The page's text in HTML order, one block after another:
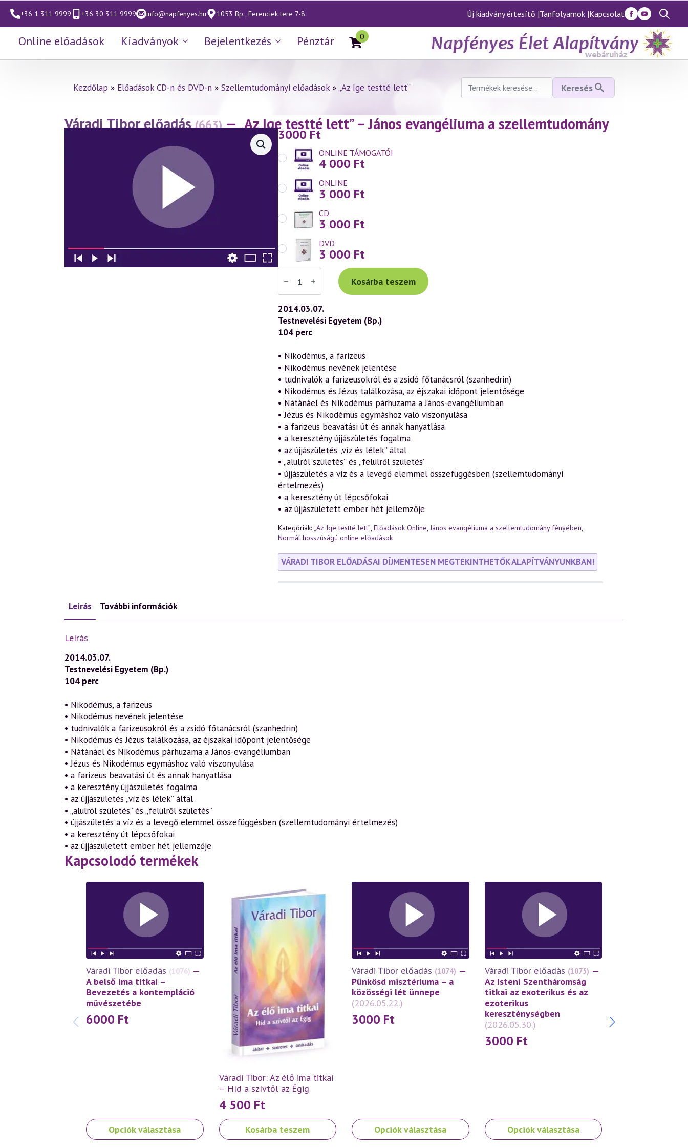
+36 1 311 9999 +36 30 311 9999 info@napfenyes.hu 1053 Bp., Ferenciek tere 7-8. Új kiadvány értesítő |Tanfolyamok |Kapcsolat
Search
for:
Online előadások Kiadványok Bejelentkezés Pénztár 0
Kezdőlap » Előadások CD-n és DVD-n » Szellemtudományi előadások»„Az Ige testté lett”
Keresés
következőre:
Keresés
Váradi Tibor előadás (663) — „Az Ige testté lett” – János evangéliuma a szellemtudomány
fényében 18. rész(2014.03.07.) 3000Ft
ONLINE TÁMOGATÓI
4 000 Ft
ONLINE
3 000 Ft
CD
3 000 Ft
DVD
3 000 Ft
Váradi
Tibor
előadás
(663)
—
„Az
Ige
testté
lett”
János
evangéliuma
a
szellemtudomány
fényében
18.
rész
(2014.03.07.)
mennyiség
Kosárba teszem
2014.03.07.
Testnevelési Egyetem (Bp.)
104 perc
• Nikodémus, a farizeus
• Nikodémus nevének jelentése
• tudnivalók a farizeusokról és a zsidó főtanácsról (szanhedrin)
• Nikodémus és Jézus találkozása, az éjszakai időpont jelentősége
• Nátánáel és Nikodémus párhuzama a János-evangéliumban
• Jézus és Nikodémus egymáshoz való viszonyulása
• a farizeus beavatási út és annak hanyatlása
• a keresztény újjászületés fogalma
• az újjászületés „víz és lélek” által
• „alulról születés” és „felülről születés”
• újjászületés a víz és a levegő elemmel összefüggésben (szellemtudományi
értelmezés)
• a keresztény út lépcsőfokai
• az újjászületett ember hét jellemzője
Kategóriák: „Az Ige testté lett”, Előadások Online, János evangéliuma a szellemtudomány fényében,
Normál hosszúságú online előadások
VÁRADI TIBOR ELŐADÁSAI DÍJMENTESEN MEGTEKINTHETŐK ALAPÍTVÁNYUNKBAN!
Leírás További információk
Leírás
2014.03.07.
Testnevelési Egyetem (Bp.)
104 perc
• Nikodémus, a farizeus
• Nikodémus nevének jelentése
• tudnivalók a farizeusokról és a zsidó főtanácsról (szanhedrin)
• Nikodémus és Jézus találkozása, az éjszakai időpont jelentősége
• Nátánáel és Nikodémus párhuzama a János-evangéliumban
• Jézus és Nikodémus egymáshoz való viszonyulása
• a farizeus beavatási út és annak hanyatlása
• a keresztény újjászületés fogalma
• az újjászületés „víz és lélek” által
• „alulról születés” és „felülről születés”
• újjászületés a víz és a levegő elemmel összefüggésben (szellemtudományi értelmezés)
• a keresztény út lépcsőfokai
• az újjászületett ember hét jellemzője
Kapcsolodó termékek
Váradi Tibor előadás (1076) —
A belső ima titkai –
Bevezetés a kontempláció
művészetébe
6000 Ft
Opciók választása
Ennek
a
Váradi Tibor: Az élő ima titkai
– Híd a szívtől az Égig
4 500 Ft
Kosárba teszem
Váradi Tibor előadás (1074) —
Pünkösd misztériuma – a
közösségi lét ünnepe
(2026.05.22.)
3000 Ft
Opciók választása
Ennek
a
Váradi Tibor előadás (1075) —
Az Isteni Szentháromság
titkai az exoterikus és az
ezoterikus
kereszténységben
(2026.05.30.)
3000 Ft
Opciók választása
Ennek
a